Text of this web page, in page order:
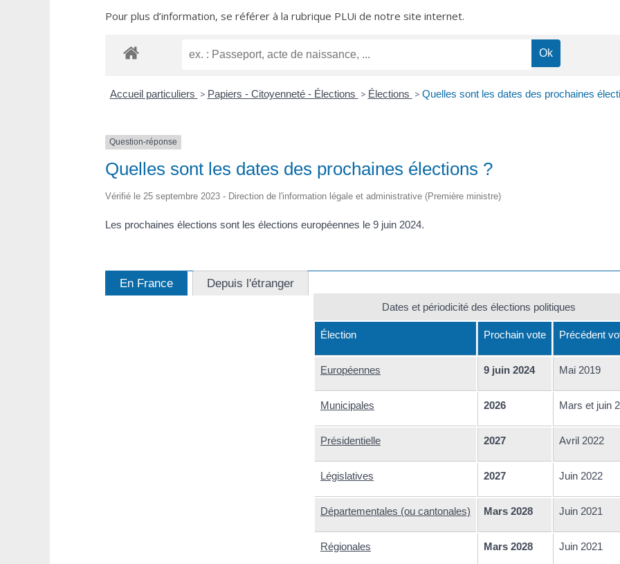
Pour plus d’information, se référer à la rubrique PLUi de notre site internet.
Accueil particuliers > Papiers - Citoyenneté - Élections > Élections > Quelles sont les dates des prochaines
Question-réponse
Quelles sont les dates des prochaines élections ?
Vérifié le 25 septembre 2023 - Direction de l'information légale et administrative (Première ministre)
Les prochaines élections sont les élections européennes le 9 juin 2024.
En France Depuis l'étranger
Dates et périodicité des élections politiques
Élection Prochain vote Précédent
Européennes 9 juin 2024 Mai 2019
Municipales 2026 Mars et juin
Présidentielle 2027 Avril 2022
Législatives 2027 Juin 2022
Départementales (ou cantonales) Mars 2028 Juin 2021
Régionales Mars 2028 Juin 2021